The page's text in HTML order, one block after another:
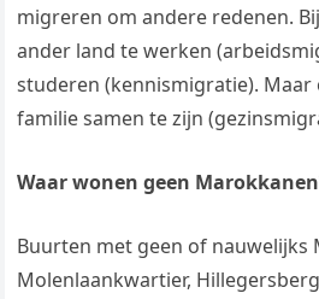
migreren om andere redenen.
ander land te werken
studeren (kennismigratie).
familie samen te zijn
Waar wonen geen
Buurten met geen of nauwelijks
Molenlaankwartier,